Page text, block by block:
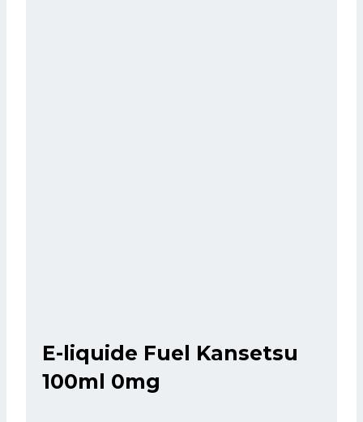
E-liquide Fuel Kansetsu
100ml 0mg